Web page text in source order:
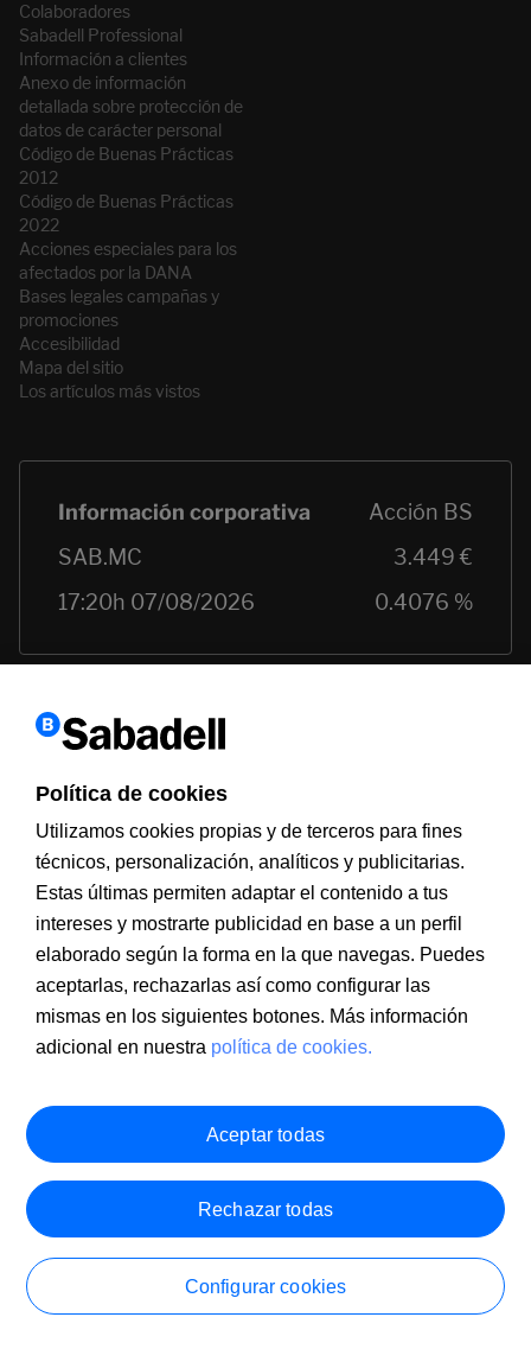
Colaboradores
Sabadell Professional
Información a clientes
Anexo de información
detallada sobre protección de
datos de carácter personal
Código de Buenas Prácticas
2012
Código de Buenas Prácticas
2022
Acciones especiales para los
afectados por la DANA
Bases legales campañas y
promociones
Accesibilidad
Mapa del sitio
Los artículos más vistos
Información a clientesPSD2
MIFIDDocumentación PRIIPS
Aviso legalPolítica de cookies
Seguridad Atención al cliente
Política de cookies
Utilizamos cookies propias y de terceros para fines
técnicos, personalización, analíticos y publicitarias.
Estas últimas permiten adaptar el contenido a tus
intereses y mostrarte publicidad en base a un perfil
elaborado según la forma en la que navegas. Puedes
aceptarlas, rechazarlas así como configurar las
mismas en los siguientes botones. Más información
adicional en nuestra política de cookies.
Configurar cookies
Rechazar todas
Aceptar todas